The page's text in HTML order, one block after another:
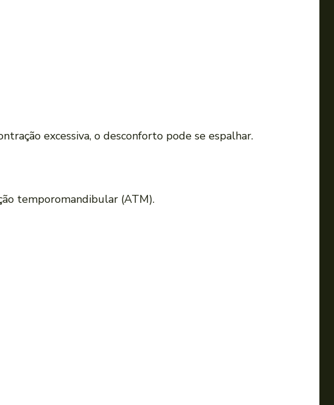
excessiva, o desconforto pode se espalhar.
temporomandibular (ATM).